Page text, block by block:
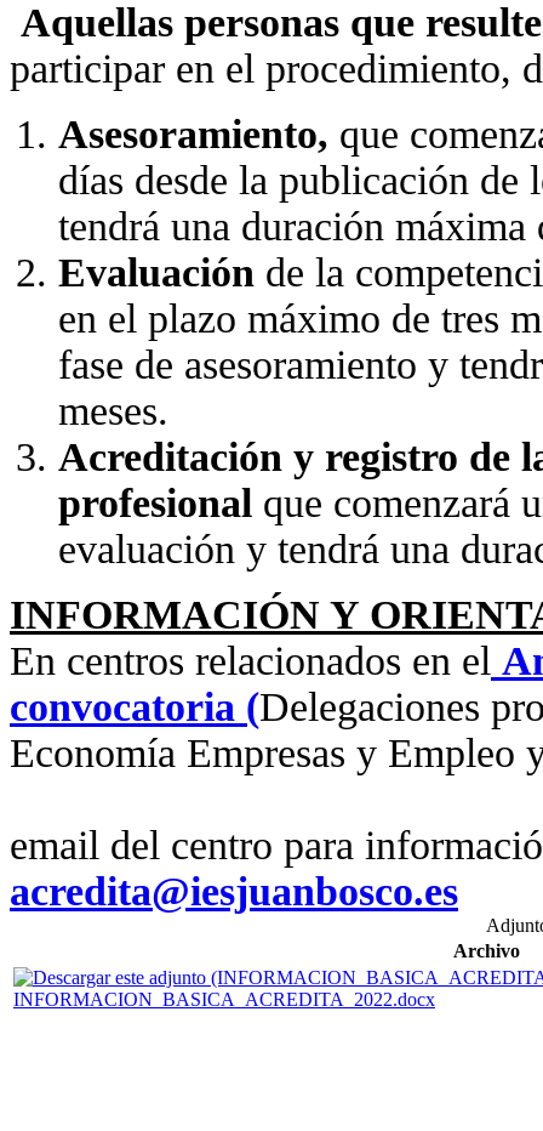
Aquellas personas que
participar en el procedimiento,
Asesoramiento, que
días desde la publicación
tendrá una duración máxima
Evaluación de la
en el plazo máximo de tres
fase de asesoramiento y
meses.
Acreditación y registro de
profesional que comenzará
evaluación y tendrá una
INFORMACIÓN Y
En centros relacionados en el
convocatoria (Delegaciones
Economía Empresas y Empleo
email del centro para
acredita@iesjuanbosco.es
Archivo
INFORMACION_BASICA_ACREDITA_2022.docx